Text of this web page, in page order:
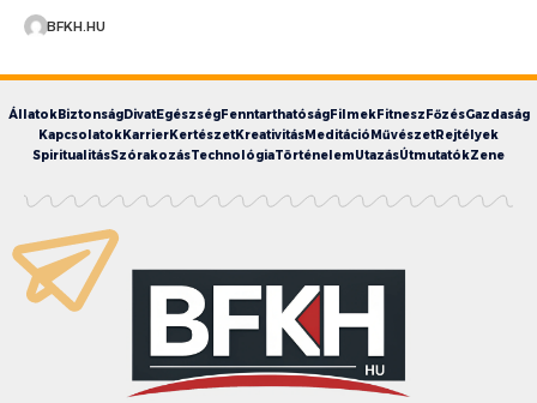
BFKH.HU
ÁllatokBiztonságDivatEgészségFenntarthatóságFilmekFitneszFőzésGazdaság
KapcsolatokKarrierKertészetKreativitásMeditációMűvészetRejtélyek
SpiritualitásSzórakozásTechnológiaTörténelemUtazásÚtmutatókZene